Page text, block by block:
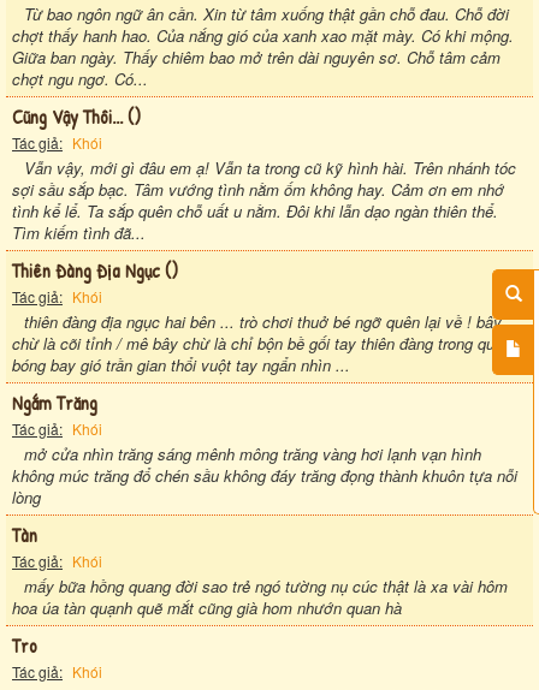
Từ bao ngôn ngữ ân cần. Xin từ tâm xuống thật gần chỗ đau. Chỗ đời
chợt thấy hanh hao. Của nắng gió của xanh xao mặt mày. Có khi mộng.
Giữa ban ngày. Thấy chiêm bao mở trên dài nguyên sơ. Chỗ tâm cảm
chợt ngu ngơ. Có...
Cũng Vậy Thôi... ()
Tác giả: Khói
Vẫn vậy, mới gì đâu em ạ! Vẫn ta trong cũ kỹ hình hài. Trên nhánh tóc
sợi sầu sắp bạc. Tâm vướng tình nằm ốm không hay. Cảm ơn em nhớ
tình kể lể. Ta sắp quên chỗ uất u nằm. Đôi khi lẫn dạo ngàn thiên thể.
Tìm kiếm tình đã...
Thiên Đàng Địa Ngục ()
Tác giả: Khói
thiên đàng địa ngục hai bên ... trò chơi thuở bé ngỡ quên lại về ! bây
chừ là cõi tỉnh / mê bây chừ là chỉ bộn bề gối tay thiên đàng trong quả
bóng bay gió trần gian thổi vuột tay ngẩn nhìn ...
Ngắm Trăng
Tác giả: Khói
mở cửa nhìn trăng sáng mênh mông trăng vàng hơi lạnh vạn hình
không múc trăng đổ chén sầu không đáy trăng đọng thành khuôn tựa nỗi
lòng
Tàn
Tác giả: Khói
mấy bữa hồng quang đời sao trẻ ngó tường nụ cúc thật là xa vài hôm
hoa úa tàn quạnh quẽ mắt cũng già hom nhướn quan hà
Tro
Tác giả: Khói